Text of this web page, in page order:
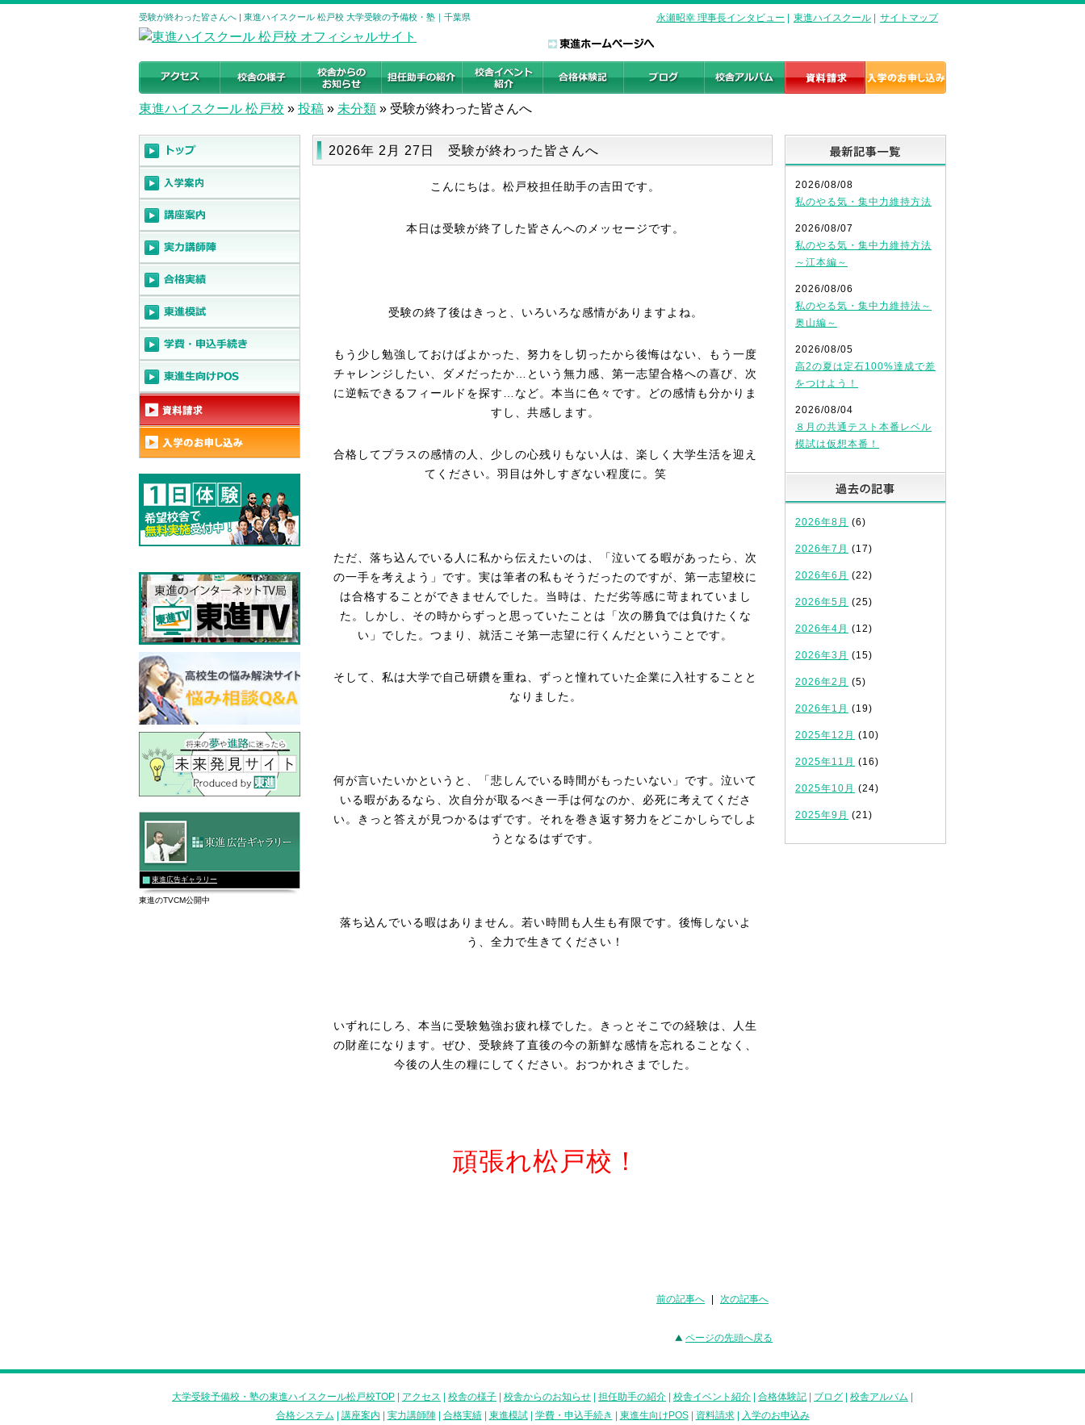
受験が終わった皆さんへ | 東進ハイスクール 松戸校 大学受験の予備校・塾｜千葉県 永瀬昭幸 理事長インタビュー 東進ハイスクール サイトマップ
東進ハイスクール 松戸校 » 投稿 » 未分類 » 受験が終わった皆さんへ
2026年 2月 27日 受験が終わった皆さんへ
こんにちは。松戸校担任助手の吉田です。
本日は受験が終了した皆さんへのメッセージです。
受験の終了後はきっと、いろいろな感情がありますよね。
もう少し勉強しておけばよかった、努力をし切ったから後悔はない、もう一度
チャレンジしたい、ダメだったか…という無力感、第一志望合格への喜び、次
に逆転できるフィールドを探す…など。本当に色々です。どの感情も分かりま
すし、共感します。
合格してプラスの感情の人、少しの心残りもない人は、楽しく大学生活を迎え
てください。羽目は外しすぎない程度に。笑
ただ、落ち込んでいる人に私から伝えたいのは、「泣いてる暇があったら、次
の一手を考えよう」です。実は筆者の私もそうだったのですが、第一志望校に
は合格することができませんでした。当時は、ただ劣等感に苛まれていまし
た。しかし、その時からずっと思っていたことは「次の勝負では負けたくな
い」でした。つまり、就活こそ第一志望に行くんだということです。
そして、私は大学で自己研鑽を重ね、ずっと憧れていた企業に入社することと
なりました。
何が言いたいかというと、「悲しんでいる時間がもったいない」です。泣いて
いる暇があるなら、次自分が取るべき一手は何なのか、必死に考えてくださ
い。きっと答えが見つかるはずです。それを巻き返す努力をどこかしらでしよ
うとなるはずです。
落ち込んでいる暇はありません。若い時間も人生も有限です。後悔しないよ
う、全力で生きてください！
いずれにしろ、本当に受験勉強お疲れ様でした。きっとそこでの経験は、人生
の財産になります。ぜひ、受験終了直後の今の新鮮な感情を忘れることなく、
今後の人生の糧にしてください。おつかれさまでした。
頑張れ松戸校！
前の記事へ 次の記事へ
ページの先頭へ戻る
2026/08/08
私のやる気・集中力維持方法
2026/08/07
私のやる気・集中力維持方法
～江本編～
2026/08/06
私のやる気・集中力維持法～
奥山編～
2026/08/05
高2の夏は定石100%達成で差
をつけよう！
2026/08/04
８月の共通テスト本番レベル
模試は仮想本番！
2026年8月 (6)
2026年7月 (17)
2026年6月 (22)
2026年5月 (25)
2026年4月 (12)
2026年3月 (15)
2026年2月 (5)
2026年1月 (19)
2025年12月 (10)
2025年11月 (16)
2025年10月 (24)
2025年9月 (21)
東進広告ギャラリー
東進のTVCM公開中
大学受験予備校・塾の東進ハイスクール松戸校TOP アクセス 校舎の様子 校舎からのお知らせ 担任助手の紹介 校舎イベント紹介 合格体験記 ブログ 校舎アルバム
合格システム
講座案内 実力講師陣| 合格実績| 東進模試| 学費・申込手続き 東進生向けPOS| 資料請求|
入学のお申込み